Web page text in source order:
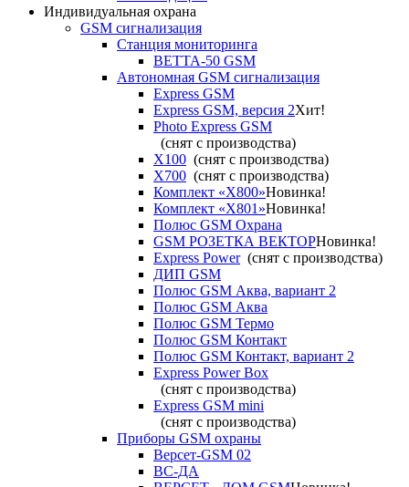
Индивидуальная охрана
GSM сигнализация
Станция мониторинга
ВЕТТА-50 GSM
Автономная GSM сигнализация
Express GSM
Express GSM, версия 2Хит!
Photo Express GSM
(снят с производства)
X100 (снят с производства)
X700 (снят с производства)
Комплект «X800»Новинка!
Комплект «X801»Новинка!
Полюс GSM Охрана
GSM РОЗЕТКА ВЕКТОРНовинка!
Express Power(снят с производства)
ДИП GSM
Полюс GSM Аква, вариант 2
Полюс GSM Аква
Полюс GSM Термо
Полюс GSM Контакт
Полюс GSM Контакт, вариант 2
Express Power Box
(снят с производства)
Express GSM mini
(снят с производства)
Приборы GSM охраны
Версет-GSM 02
ВС-ДА